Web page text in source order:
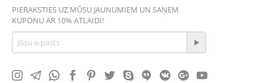
PIERAKSTIES UZ MŪSU JAUNUMIEM UN SAŅEM
KUPONU AR 10% ATLAIDI!